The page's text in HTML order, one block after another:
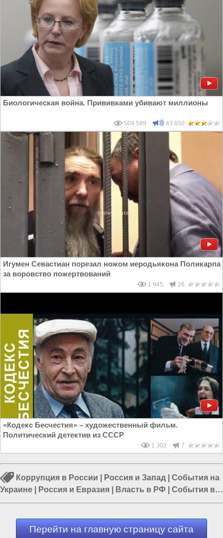
Биологическая война. Прививками убивают миллионы
504 599 43 650
Игумен Севастиан порезал ножом иеродьякона Поликарпа
за воровство пожертвований
1 945 26
«Кодекс Бесчестия» – художественный фильм.
Политический детектив из СССР
1 302 7
Коррупция в России Россия и Запад
События на
Украине
Россия и Евразия Власть в РФ
События в
Европе|Россия и Европа
Перейти на главную страницу сайта